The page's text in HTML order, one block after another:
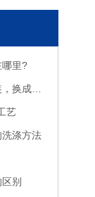
哪里?
奶奶风衣吧
艺
涤方法
别